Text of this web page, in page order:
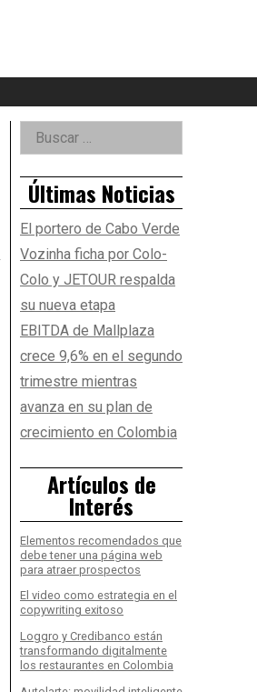
Right
Asides
Buscar:
Últimas Noticias
El portero de Cabo Verde
Vozinha ficha por Colo-
Colo y JETOUR respalda
su nueva etapa
EBITDA de Mallplaza
crece 9,6% en el segundo
trimestre mientras
avanza en su plan de
crecimiento en Colombia
Artículos de
Interés
Elementos recomendados que
debe tener una página web
para atraer prospectos
El video como estrategia en el
copywriting exitoso
Loggro y Credibanco están
transformando digitalmente
los restaurantes en Colombia